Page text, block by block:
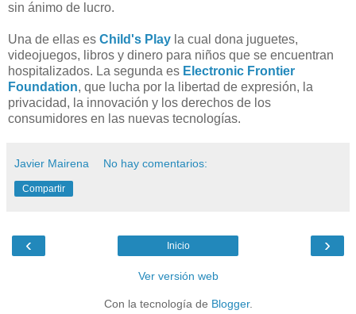
sin ánimo de lucro.
Una de ellas es Child's Play la cual dona juguetes,
videojuegos, libros y dinero para niños que se encuentran
hospitalizados. La segunda es Electronic Frontier
Foundation, que lucha por la libertad de expresión, la
privacidad, la innovación y los derechos de los
consumidores en las nuevas tecnologías.
Javier Mairena No hay comentarios:
Compartir
‹ ›
Inicio
Ver versión web
Con la tecnología de Blogger.